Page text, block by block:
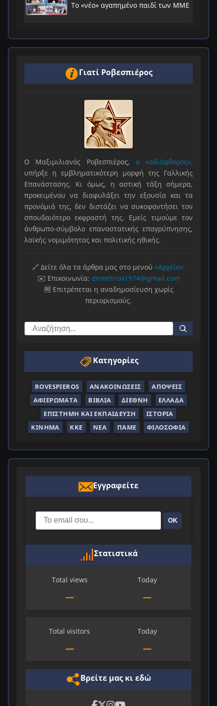
Το «νέο» αγαπημένο παιδί των ΜΜΕ
Γιατί Ροβεσπιέρος
Ο Μαξιμιλιανός Ροβεσπιέρος, ο «αδιάφθορος»,
υπήρξε η εμβληματικότερη μορφή της Γαλλικής
Επανάστασης. Κι όμως, η αστική τάξη σήμερα,
προκειμένου να διαφυλάξει την εξουσία και τα
προνόμιά της, δεν διστάζει να συκοφαντήσει τον
σπουδαιότερο εκφραστή της. Εμείς τιμούμε τον
άνθρωπο-σύμβολο επαναστατικής επαγρύπνησης,
λαϊκής νομιμότητας και πολιτικής ηθικής.
🔗 Δείτε όλα τα άρθρα μας στο μενού «Αρχείο».
✉️ Επικοινωνία: demetriox1974@gmail.com
🆓 Επιτρέπεται η αναδημοσίευση χωρίς
περιορισμούς.
Κατηγορίες
ROVESPIEROS ΑΝΑΚΟΙΝΏΣΕΙΣ
ΑΠΌΨΕΙΣ
ΑΦΙΕΡΏΜΑΤΑ
ΒΙΒΛΊΑ ΔΙΕΘΝΉ
ΕΛΛΆΔΑ
ΕΠΙΣΤΉΜΗ ΚΑΙ ΕΚΠΑΊΔΕΥΣΗ
ΙΣΤΟΡΊΑ
ΚΊΝΗΜΑ
ΚΚΕ ΝΈΑ ΠΑΜΕ ΦΙΛΟΣΟΦΊΑ
Εγγραφείτε
ΟΚ
Στατιστικά
Total views
—
Today
—
Total visitors
—
Today
—
Βρείτε μας κι εδώ